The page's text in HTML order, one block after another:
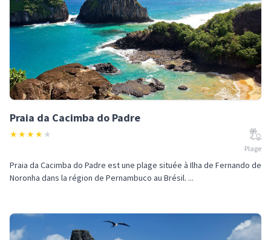
Praia da Cacimba do Padre
★★★★ ★
Plage
Praia da Cacimba do Padre est une plage située à Ilha de Fernando de
Noronha dans la région de Pernambuco au Brésil. ...